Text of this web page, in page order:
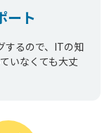
ート
するので、ITの知
いなくても大丈